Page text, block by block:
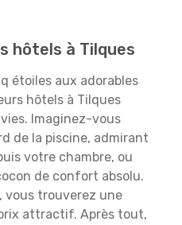
hôtels à Tilques
étoiles aux adorables
hôtels à Tilques
Imaginez-vous
de la piscine, admirant
votre chambre, ou
de confort absolu.
vous trouverez une
attractif. Après tout,